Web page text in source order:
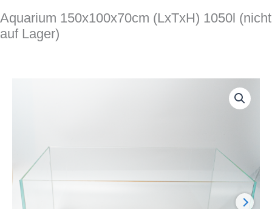
Aquarium 150x100x70cm (LxTxH) 1050l (nicht
auf Lager)